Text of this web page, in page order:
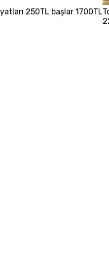
250TL başlar 1700TL